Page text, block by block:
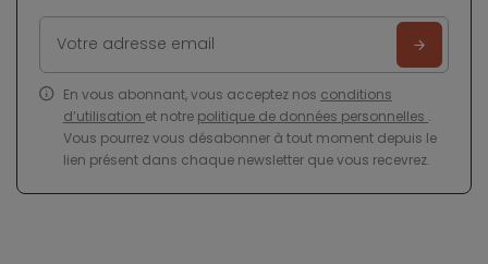
En vous abonnant, vous acceptez nos conditions
d’utilisation et notre politique de données personnelles .
Vous pourrez vous désabonner à tout moment depuis le
lien présent dans chaque newsletter que vous recevrez.